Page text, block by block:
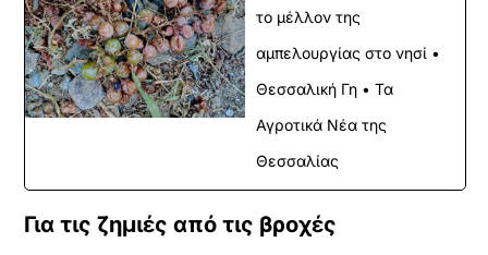
το μέλλον της
αμπελουργίας στο νησί •
Θεσσαλική Γη • Τα
Αγροτικά Νέα της
Θεσσαλίας
Για τις ζημιές από τις βροχές